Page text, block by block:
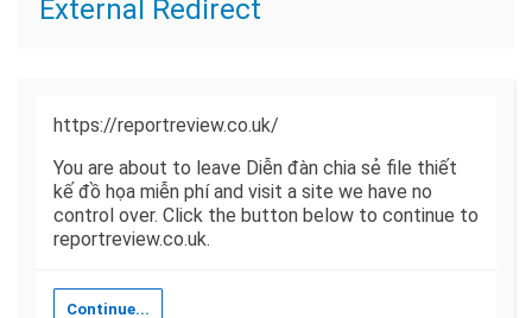
External Redirect
https://reportreview.co.uk/
You are about to leave Diễn đàn chia sẻ file thiết
kế đồ họa miễn phí and visit a site we have no
control over. Click the button below to continue to
reportreview.co.uk.
Continue...